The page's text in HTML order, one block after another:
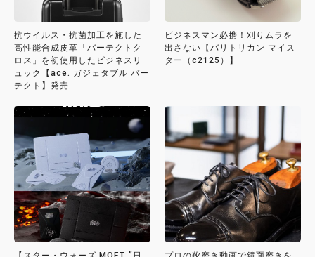
抗ウイルス・抗菌加工を施した
高性能合成皮革「バーテクトク
ロス」を初使用したビジネスリ
ュック【ace. ガジェタブル バー
テクト】発売
ビジネスマン必携！刈りムラを
出さない【バリトリカン マイス
ター（c2125）】